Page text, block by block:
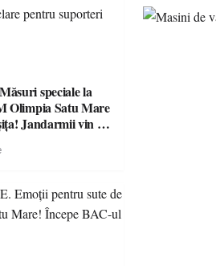
speciale la
Olimpia Satu Mare
Jandarmii vin cu